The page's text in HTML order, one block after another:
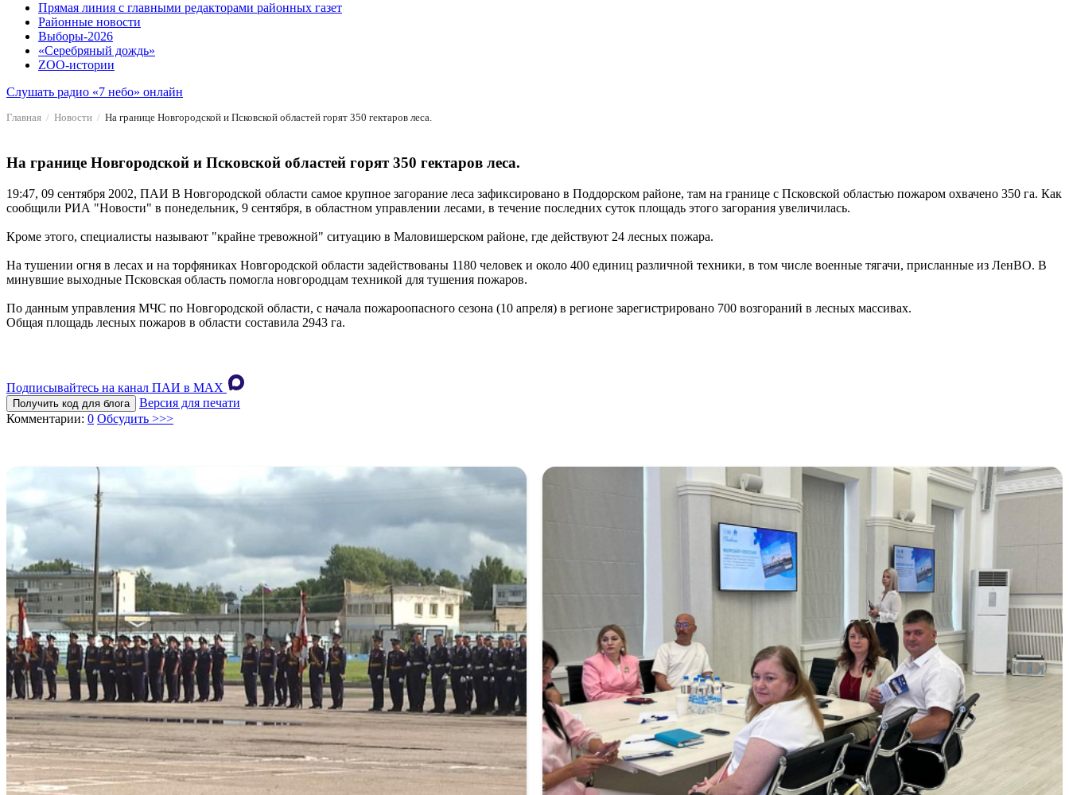
Прямая линия с главными редакторами районных газет
Районные новости
Выборы-2026
«Серебряный дождь»
ZOO-истории
Слушать радио «7 небо» онлайн
Главная Новости На границе Новгородской и Псковской областей горят 350 гектаров леса.
На границе Новгородской и Псковской областей горят 350 гектаров леса.
19:47, 09 сентября 2002, ПАИ В Новгородской области самое крупное загорание леса зафиксировано в Поддорском районе, там на границе с Псковской областью пожаром охвачено 350 га. Как
сообщили РИА "Новости" в понедельник, 9 сентября, в областном управлении лесами, в течение последних суток площадь этого загорания увеличилась.
Кроме этого, специалисты называют "крайне тревожной" ситуацию в Маловишерском районе, где действуют 24 лесных пожара.
На тушении огня в лесах и на торфяниках Новгородской области задействованы 1180 человек и около 400 единиц различной техники, в том числе военные тягачи, присланные из ЛенВО. В
минувшие выходные Псковская область помогла новгородцам техникой для тушения пожаров.
По данным управления МЧС по Новгородской области, с начала пожароопасного сезона (10 апреля) в регионе зарегистрировано 700 возгораний в лесных массивах.
Общая площадь лесных пожаров в области составила 2943 га.
Подписывайтесь на канал ПАИ в MAХ
Получить код для блога
Версия для печати
Комментарии: 0 Обсудить >>>